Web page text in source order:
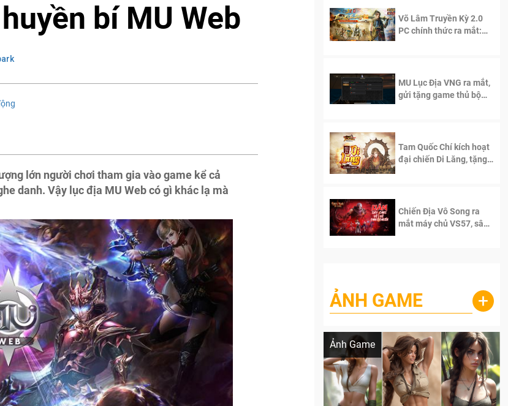
bí MU Web
lớn người chơi tham gia vào game kể cả
danh. Vậy lục địa MU Web có gì khác lạ mà
Võ Lâm Truyền Kỳ 2.0
PC chính thức ra mắt:
MU Lục Địa VNG ra mắt,
gửi tặng game thủ bộ
Tam Quốc Chí kích hoạt
đại chiến Di Lăng, tặng
Chiến Địa Vô Song ra
mắt máy chủ VS57, sân
ẢNH GAME +
Ảnh Game
Lala Croft vừa nóng vừa xinh dưới nét vẽ